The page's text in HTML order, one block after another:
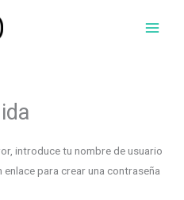
introduce tu nombre de usuario
para crear una contraseña